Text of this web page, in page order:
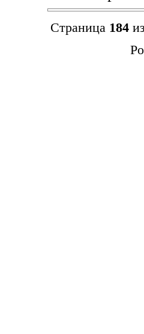
Страница 184из